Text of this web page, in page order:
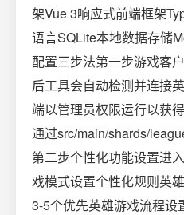
架Vue 3响应式前端框架
语言SQLite本地数据存储
配置三步法第一步游戏客
后工具会自动检测并连接
端以管理员权限运行以获
通过src/main/shards/
第二步个性化功能设置进
戏模式设置个性化规则英
3-5个优先英雄游戏流程设